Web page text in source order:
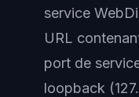
service
URL
port de
loopback